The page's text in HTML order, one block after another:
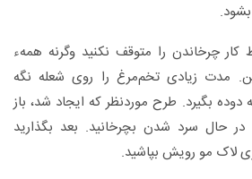
چرخاندن را متوقف نکنید وگرنه همهء
مدت زیادی تخم‌مرغ را روی شعله نگه
دوده بگیرد. طرح موردنظر که ایجاد شد، باز
حال سرد شدن بچرخانید. بعد بگذارید
لاک مو رویش بپاشید.